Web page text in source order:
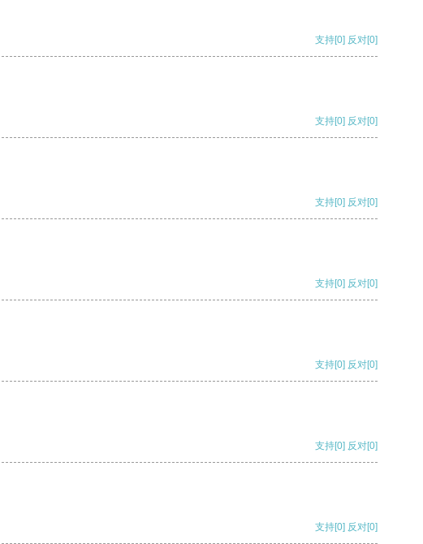
支持[0] 反对[0]
支持[0] 反对[0]
支持[0] 反对[0]
支持[0] 反对[0]
支持[0] 反对[0]
支持[0] 反对[0]
支持[0] 反对[0]